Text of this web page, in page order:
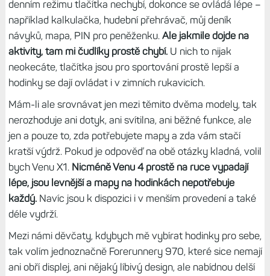
Většina uživatelů však bude tyto hodinky používat spíše
na ruce a v režimu s vypnutým displejem na gesto, což
hodně ušetří. V takovém režimu mají Venu X1 spotřebu
okolo 5 % s GPS (bez více systémů), což je rozhodně
přijatelnější. Naopak když budete mít AOD a hudbu, tak je
to celkem rychlý zabiják baterie, stejně jako mapa.
X1 zkrátka hodně záleží na stylu používání, Venu 4 tak
citlivé nejsou.
Líbí se mi oba modely
Ani jedny hodinky nejsou určené pro klasického
garmiňáka, co už deset let běží na transreflexním displeji
MIP a používá primárně tlačítka. Stále více se ale
setkávám s těmi, kdo
krásný a jasný displej AMOLED.Garmin v poslední letech
naznačuje jasný směr k tomuto typu displeje a MIP bude
za chvíli prakticky vyhynulý druh.